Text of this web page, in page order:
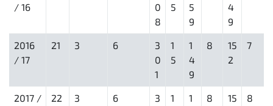
/ 16
0
8
5
5
9
4
9
2016
/ 17
21 3 6
3
0
1
1
5
1
4
9
8
15
2
7
2017 /
22 3 6
3
1
1
8
15
8